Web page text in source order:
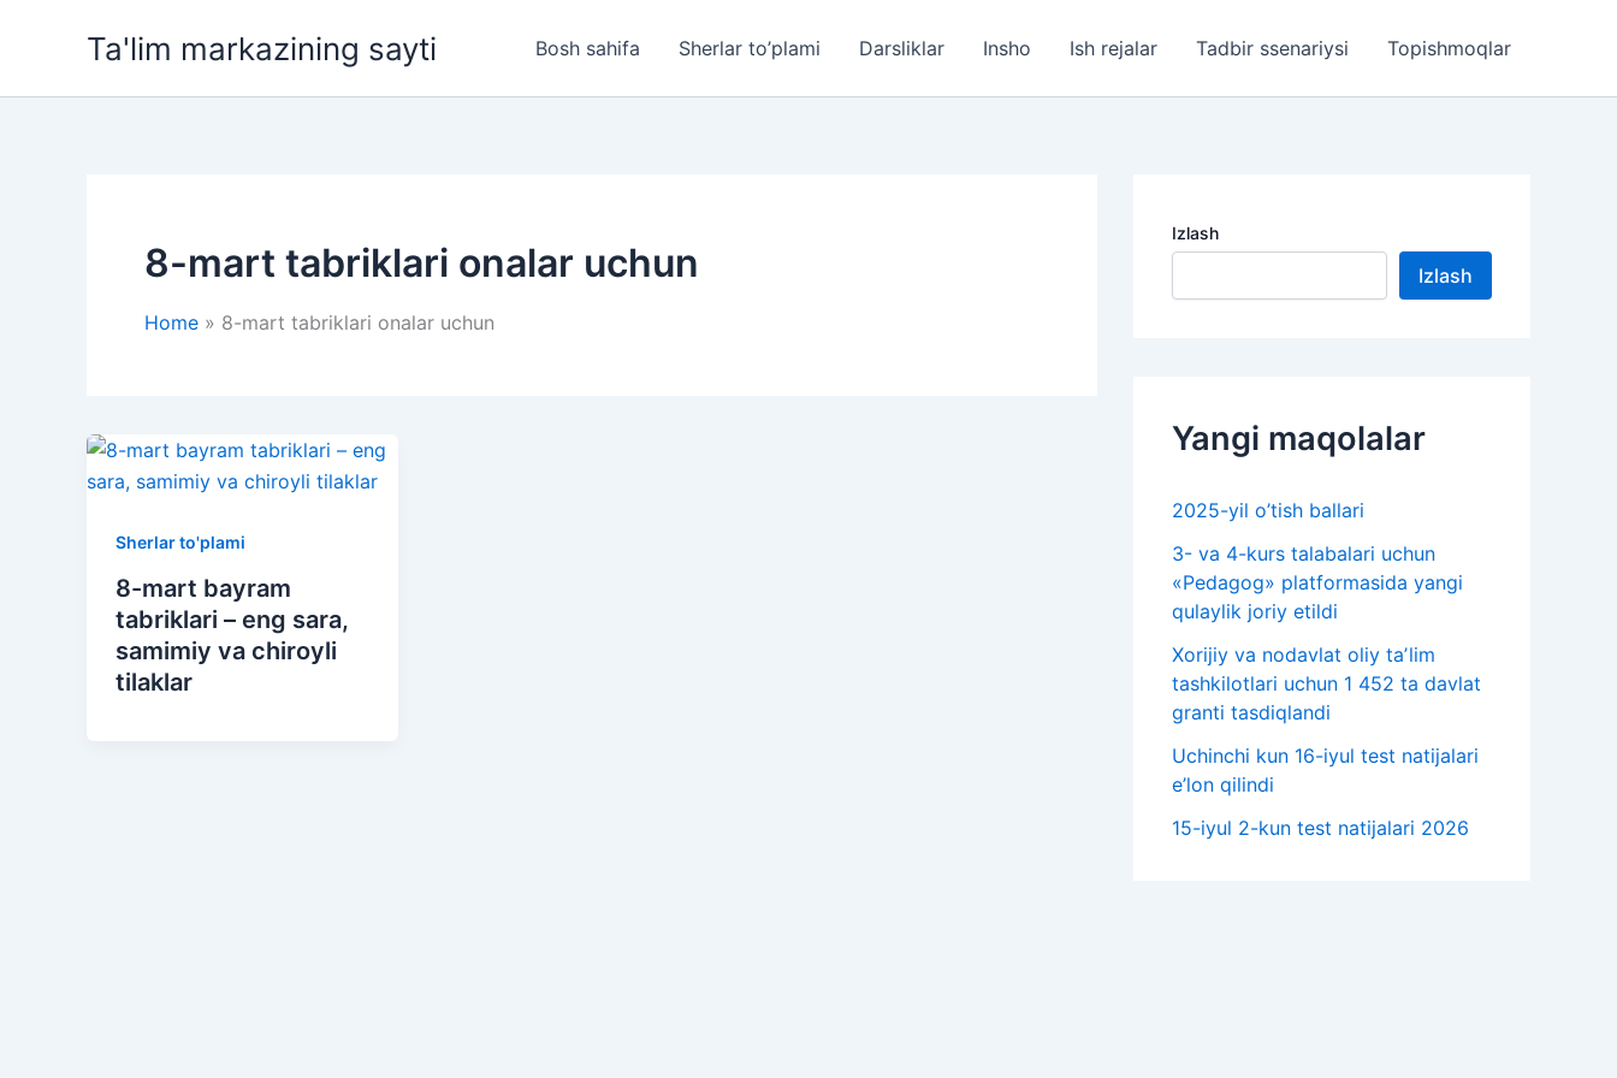
Ta'lim markazining sayti Bosh sahifa Sherlar to’plami Darsliklar Insho Ish rejalar Tadbir ssenariysi Topishmoqlar
8-mart tabriklari onalar uchun
Home 8-mart tabriklari onalar uchun
Sherlar to'plami
8-mart bayram
tabriklari – eng sara,
samimiy va chiroyli
tilaklar
Izlash
Izlash
Yangi maqolalar
2025-yil o’tish ballari
3- va 4-kurs talabalari uchun
«Pedagog» platformasida yangi
qulaylik joriy etildi
Xorijiy va nodavlat oliy taʼlim
tashkilotlari uchun 1 452 ta davlat
granti tasdiqlandi
Uchinchi kun 16-iyul test natijalari
e’lon qilindi
15-iyul 2-kun test natijalari 2026